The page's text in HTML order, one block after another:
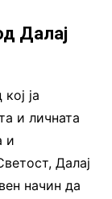
Далај
ја
и личната
и
Далај
начин да